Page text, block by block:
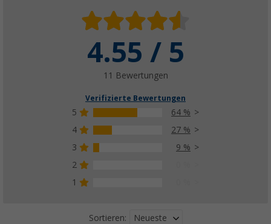
4.55 / 5
11 Bewertungen
Verifizierte Bewertungen
5
64 %
4
27 %
3
9 %
2
1
Sortieren: Neueste